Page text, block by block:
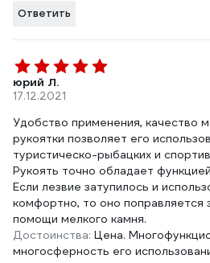
Ответить
юрий Л.
17.12.2021
Удобство применения, качество
рукоятки позволяет его
туристическо-рыбацких и
Рукоять точно обладает
Если лезвие затупилось и
комфортно, то оно поправляется
помощи мелкого камня.
Достоинства: Цена.
многосферность его